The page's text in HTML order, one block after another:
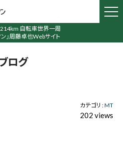
自転車世界一周
ン」周藤卓也Webサイト
ログ
カテゴリ :MT
202 views